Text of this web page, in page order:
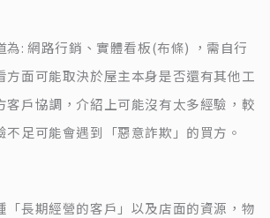
為: 網路行銷、實體看板(布條) ，需自行
方面可能取決於屋主本身是否還有其他工
客戶協調，介紹上可能沒有太多經驗，較
足可能會遇到「惡意詐欺」的買方。
「長期經營的客戶」以及店面的資源，物